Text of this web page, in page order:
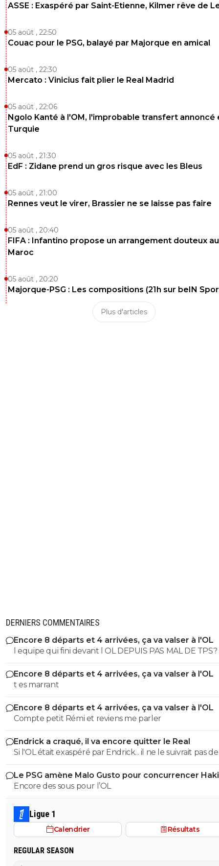
ASSE : Exaspéré par Saint-Etienne, Kilmer rêve de
05 août , 22:50
Couac pour le PSG, balayé par Majorque en amical
05 août , 22:30
Mercato : Vinicius fait plier le Real Madrid
05 août , 22:06
Ngolo Kanté à l'OM, l'improbable transfert annoncé
Turquie
05 août , 21:30
EdF : Zidane prend un gros risque avec les Bleus
05 août , 21:00
Rennes veut le virer, Brassier ne se laisse pas faire
05 août , 20:40
FIFA : Infantino propose un arrangement douteux au
Maroc
05 août , 20:20
Majorque-PSG : Les compositions (21h sur beIN
Plus d'articles
DERNIERS COMMENTAIRES
Encore 8 départs et 4 arrivées, ça va valser à l'OL
l equipe qui fini devant l OL DEPUIS PAS MAL DE TPS? lol. t
es tro malin toi
Encore 8 départs et 4 arrivées, ça va valser à l'OL
t es marrant
Encore 8 départs et 4 arrivées, ça va valser à l'OL
Compte petit Rémi et reviens me parler
Endrick a craqué, il va encore quitter le Real
Si l'OL était exaspéré par Endrick... il ne le suivrait pas
près. Bref... Quand l'équipe sera complète... ce sera beaucoup
mieux.
Le PSG amène Malo Gusto pour concurrencer
Encore des sous pour l’OL
Ligue 1
Calendrier Résultats
REGULAR SEASON